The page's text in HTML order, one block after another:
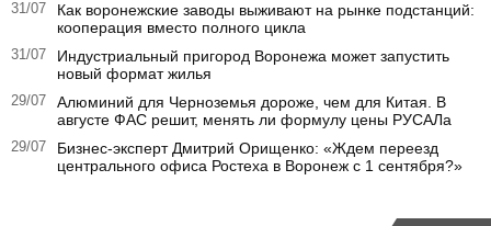
31/07
Как воронежские заводы выживают на рынке подстанций:
кооперация вместо полного цикла
31/07
Индустриальный пригород Воронежа может запустить
новый формат жилья
29/07
Алюминий для Черноземья дороже, чем для Китая. В
августе ФАС решит, менять ли формулу цены РУСАЛа
29/07
Бизнес-эксперт Дмитрий Орищенко: «Ждем переезд
центрального офиса Ростеха в Воронеж с 1 сентября?»